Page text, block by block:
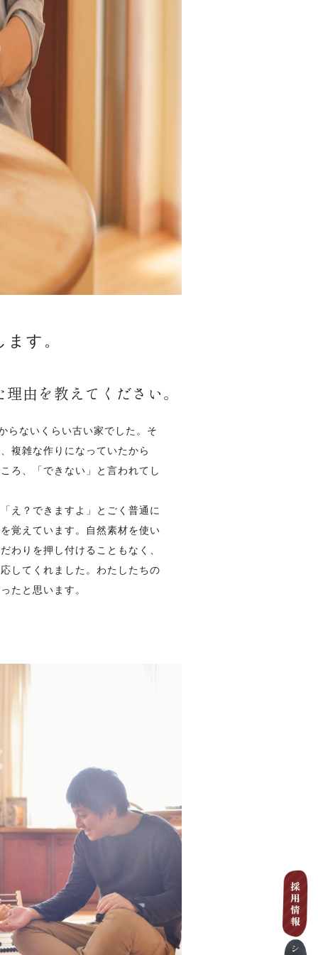
す。
由を教えてください。
らないくらい古い家でした。そ
複雑な作りになっていたから
ろ、「できない」と言われてし
え？できますよ」とごく普通に
覚えています。自然素材を使い
わりを押し付けることもなく、
してくれました。わたしたちの
たと思います。